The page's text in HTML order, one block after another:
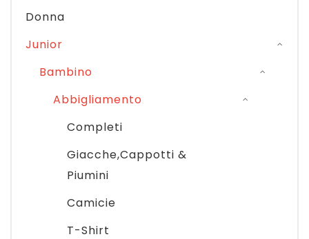
Donna
Junior
Bambino
Abbigliamento
Completi
Giacche,Cappotti &
Piumini
Camicie
T-Shirt